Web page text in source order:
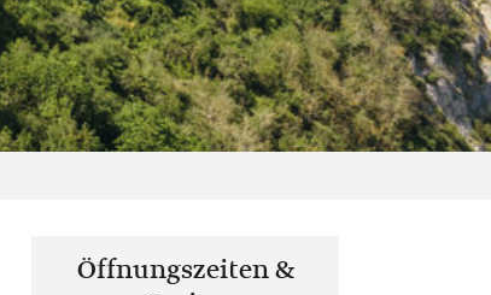
Öffnungszeiten &